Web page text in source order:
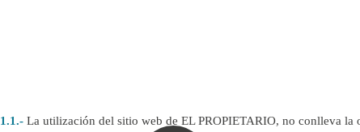
1.1.- La utilización del sitio web de EL PROPIETARIO, no conlleva